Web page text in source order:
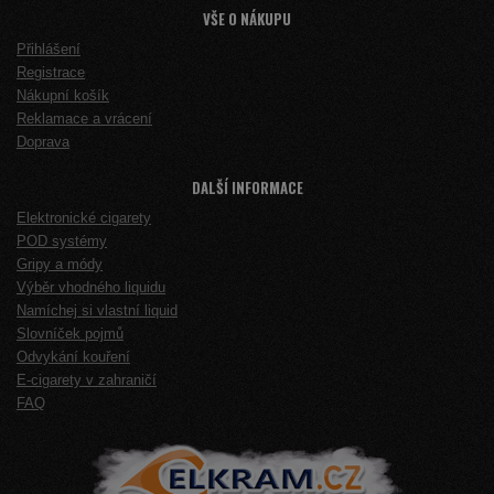
VŠE O NÁKUPU
Přihlášení
Registrace
Nákupní košík
Reklamace a vrácení
Doprava
DALŠÍ INFORMACE
Elektronické cigarety
POD systémy
Gripy a módy
Výběr vhodného liquidu
Namíchej si vlastní liquid
Slovníček pojmů
Odvykání kouření
E-cigarety v zahraničí
FAQ